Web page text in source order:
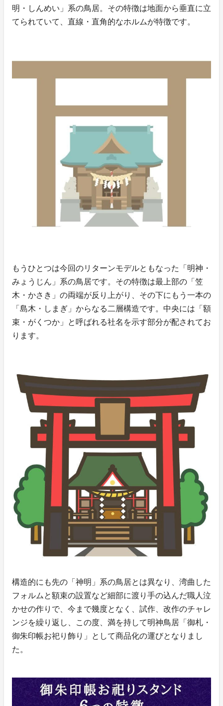
明・しんめい」系の鳥居。その特徴は地面から垂直に立
てられていて、直線・直角的なホルムが特徴です。
もうひとつは今回のリターンモデルともなった「明神・
みょうじん」系の鳥居です。その特徴は最上部の「笠
木・かさき」の両端が反り上がり、その下にもう一本の
「島木・しまぎ」からなる二層構造です。中央には「額
束・がくつか」と呼ばれる社名を示す部分が配されてお
ります。
構造的にも先の「神明」系の鳥居とは異なり、湾曲した
フォルムと額束の設置など細部に渡り手の込んだ職人泣
かせの作りで、今まで幾度となく、試作、改作のチャレ
ンジを繰り返し、この度、満を持して明神鳥居「御札・
御朱印帳お祀り飾り」として商品化の運びとなりまし
た。